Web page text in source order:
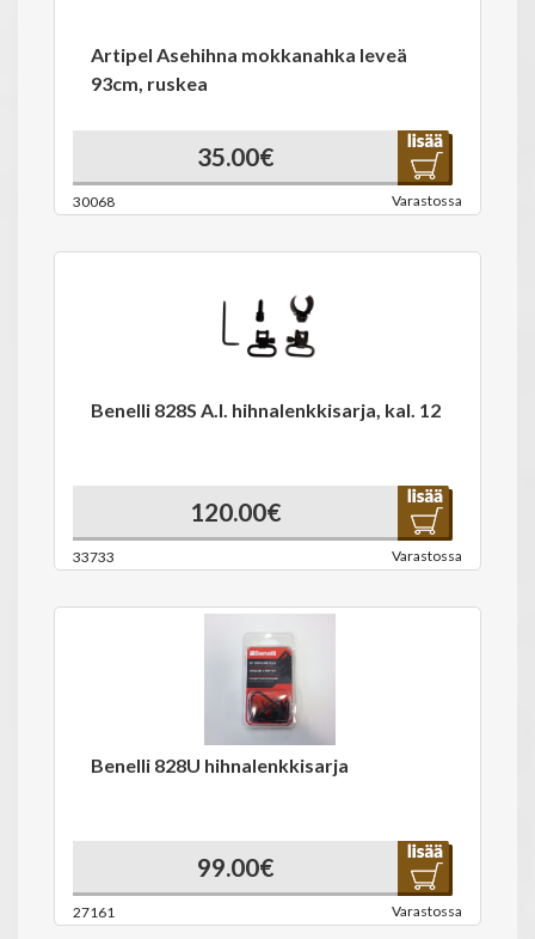
Artipel Asehihna mokkanahka leveä
93cm, ruskea
35.00€
30068 Varastossa
Benelli 828S A.I. hihnalenkkisarja, kal. 12
120.00€
33733 Varastossa
Benelli 828U hihnalenkkisarja
99.00€
27161 Varastossa